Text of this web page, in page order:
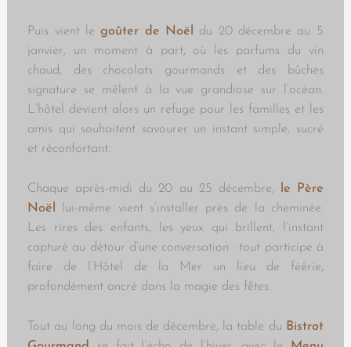
Puis vient legoûter de Noël
du 20 décembre au 5
janvier, un moment à part, où les parfums du vin
chaud, des chocolats gourmands et des bûches
signature se mêlent à la vue grandiose sur l’océan.
L’hôtel devient alors un refuge pour les familles et les
amis qui souhaitent savourer un instant simple, sucré
et réconfortant.
Chaque après-midi du 20 au 25 décembre,
le Père
Noël
lui-même vient s’installer près de la cheminée.
Les rires des enfants, les yeux qui brillent, l’instant
capturé au détour d’une conversation : tout participe à
faire de l’Hôtel de la Mer un lieu de féérie,
profondément ancré dans la magie des fêtes.
Tout au long du mois de décembre, la table du Bistrot